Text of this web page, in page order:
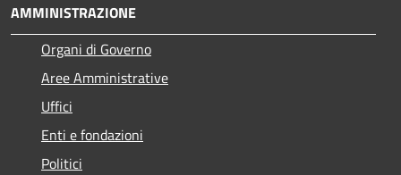
AMMINISTRAZIONE
Organi di Governo
Aree Amministrative
Uffici
Enti e fondazioni
Politici